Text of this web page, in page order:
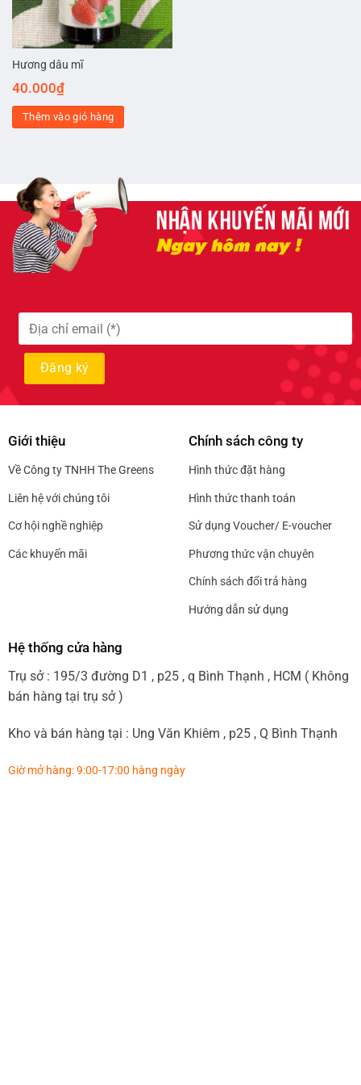
Hương dâu mĩ
40.000₫
Thêm vào giỏ hàng
Giới thiệu
Về Công ty TNHH The Greens
Liên hệ với chúng tôi
Cơ hội nghề nghiệp
Các khuyến mãi
Chính sách công ty
Hình thức đặt hàng
Hình thức thanh toán
Sử dụng Voucher/ E-voucher
Phương thức vận chuyên
Chính sách đổi trả hàng
Hướng dẫn sử dụng
Hệ thống cửa hàng
Trụ sở : 195/3 đường D1 , p25 , q Bình Thạnh , HCM ( Không
bán hàng tại trụ sở )
Kho và bán hàng tại : Ung Văn Khiêm , p25 , Q Bình Thạnh
Giờ mở hàng: 9:00-17:00 hàng ngày